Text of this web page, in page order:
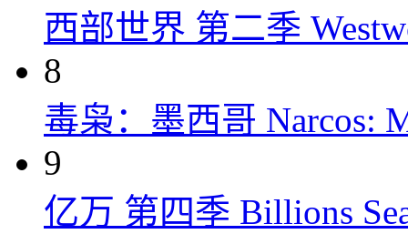
西部世界 第二季
8
毒枭：墨西哥 Narcos:
9
亿万 第四季 Billions